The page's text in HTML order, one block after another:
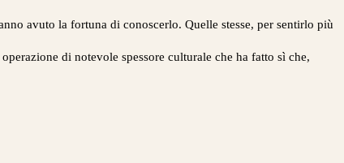
avuto la fortuna di conoscerlo. Quelle stesse, per sentirlo più
di notevole spessore culturale che ha fatto sì che,